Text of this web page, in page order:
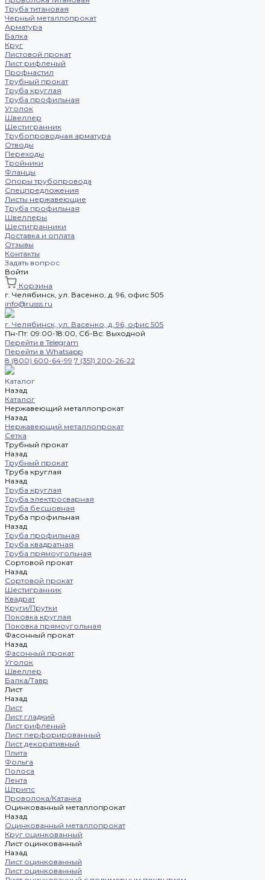
Труба титановая
Черный металлопрокат
Арматура
Балка
Круг
Листовой прокат
Лист рифленый
Профнастил
Трубный прокат
Труба круглая
Труба профильная
Уголок
Швеллер
Шестигранник
Трубопроводная арматура
Отводы
Переходы
Тройники
Фланцы
Опоры трубопровода
Спецпредложения
Листы нержавеющие
Труба профильная
Швеллеры
Шестигранники
Доставка и оплата
Отзывы
Контакты
Задать вопрос
Войти
Корзина
г. Челябинск, ул. Васенко, д. 96, офис 505
info@russs.ru
г. Челябинск, ул. Васенко, д. 96, офис 505
Пн-Пт: 09:00-18:00, Cб-Вс: Выходной
Перейти в Telegram
Перейти в Whatsapp
8 (800) 600-64-99 7 (351) 200-26-22
Каталог
Назад
Каталог
Нержавеющий металлопрокат
Назад
Нержавеющий металлопрокат
Сетка
Трубный прокат
Назад
Трубный прокат
Труба круглая
Назад
Труба круглая
Труба электросварная
Труба бесшовная
Труба профильная
Назад
Труба профильная
Труба квадратная
Труба прямоугольная
Сортовой прокат
Назад
Сортовой прокат
Шестигранник
Квадрат
Круги/Прутки
Поковка круглая
Поковка прямоугольная
Фасонный прокат
Назад
Фасонный прокат
Уголок
Швеллер
Балка/Тавр
Лист
Назад
Лист
Лист гладкий
Лист рифленый
Лист перфорированный
Лист декоративный
Плита
Фольга
Полоса
Лента
Штрипс
Проволока/Катанка
Оцинкованный металлопрокат
Назад
Оцинкованный металлопрокат
Круг оцинкованный
Лист оцинкованный
Назад
Лист оцинкованный
Лист оцинкованный